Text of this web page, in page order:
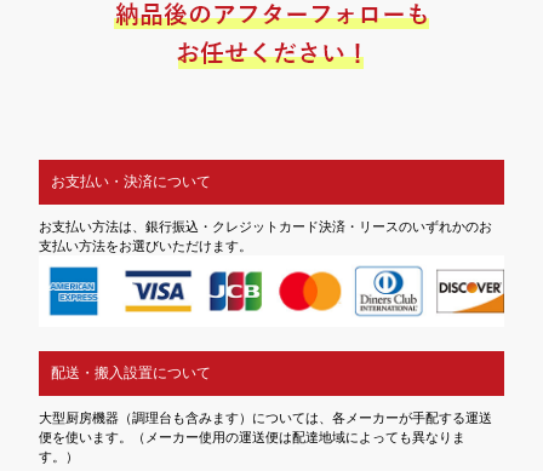
お支払い・決済について
お支払い方法は、銀行振込・クレジットカード決済・リースのいずれかのお
支払い方法をお選びいただけます。
配送・搬入設置について
大型厨房機器（調理台も含みます）については、各メーカーが手配する運送
便を使います。（メーカー使用の運送便は配達地域によっても異なりま
す。）